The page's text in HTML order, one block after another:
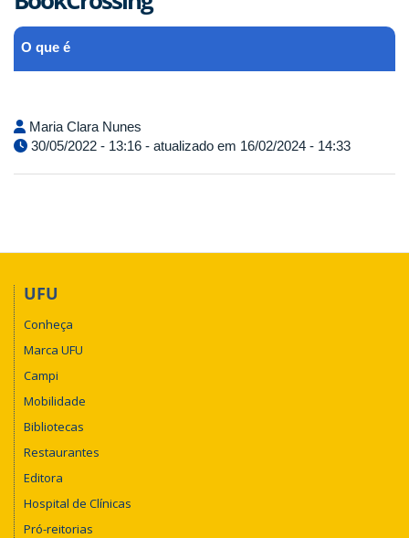
O que é
Maria Clara Nunes
30/05/2022 - 13:16 - atualizado em 16/02/2024 - 14:33
UFU
Conheça
Marca UFU
Campi
Mobilidade
Bibliotecas
Restaurantes
Editora
Hospital de Clínicas
Pró-reitorias